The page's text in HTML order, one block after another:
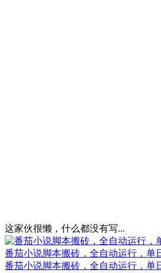
这家伙很懒，什么都没有写...
番茄小说脚本搬砖，全自动运行，单
番茄小说脚本搬砖，全自动运行，单